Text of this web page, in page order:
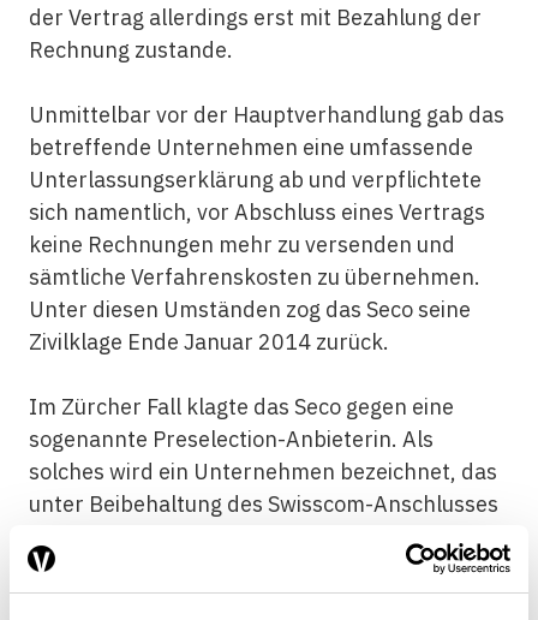
der Vertrag allerdings erst mit Bezahlung der
Rechnung zustande.
Unmittelbar vor der Hauptverhandlung gab das
betreffende Unternehmen eine umfassende
Unterlassungserklärung ab und verpflichtete
sich namentlich, vor Abschluss eines Vertrags
keine Rechnungen mehr zu versenden und
sämtliche Verfahrenskosten zu übernehmen.
Unter diesen Umständen zog das Seco seine
Zivilklage Ende Januar 2014 zurück.
Im Zürcher Fall klagte das Seco gegen eine
sogenannte Preselection-Anbieterin. Als
solches wird ein Unternehmen bezeichnet, das
unter Beibehaltung des Swisscom-Anschlusses
Festnetztelefonie anbietet. Dabei müssen der
Swisscom monatlich 25.35 Franken für den